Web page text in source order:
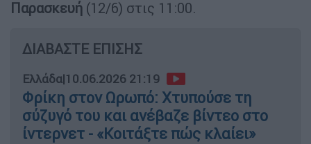
Παρασκευή (12/6) στις 11:00.
ΔΙΑΒΑΣΤΕ ΕΠΙΣΗΣ
Ελλάδα|10.06.2026 21:19
Φρίκη στον Ωρωπό: Χτυπούσε τη
σύζυγό του και ανέβαζε βίντεο στο
ίντερνετ - «Κοιτάξτε πώς κλαίει»